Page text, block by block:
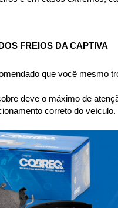
FREIOS DA CAPTIVA
que você mesmo
deve o máximo de
correto do veículo.